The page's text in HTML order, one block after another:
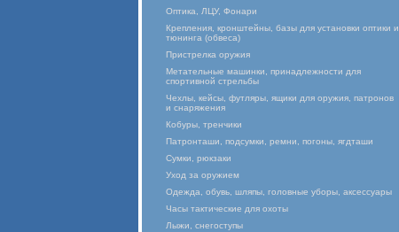
Оптика, ЛЦУ, Фонари
Крепления, кронштейны, базы для установки оптики и
тюнинга (обвеса)
Пристрелка оружия
Метательные машинки, принадлежности для
спортивной стрельбы
Чехлы, кейсы, футляры, ящики для оружия, патронов
и снаряжения
Кобуры, тренчики
Патронташи, подсумки, ремни, погоны, ягдташи
Сумки, рюкзаки
Уход за оружием
Одежда, обувь, шляпы, головные уборы, аксессуары
Часы тактические для охоты
Лыжи, снегоступы